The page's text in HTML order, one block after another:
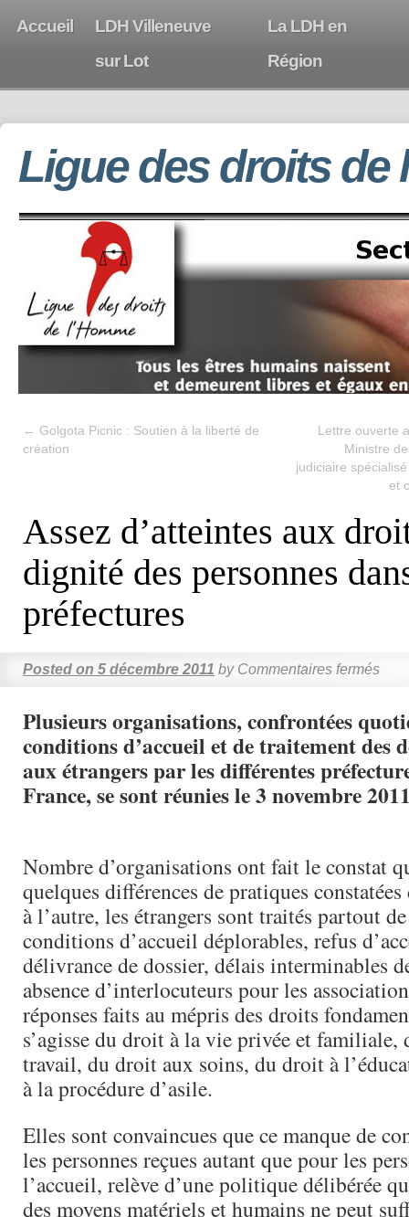
Accueil
LDH Villeneuve
sur Lot
La LDH en
Région
Ligue des droits de
← Golgota Picnic : Soutien à la liberté de
création
Lettre ouverte
Ministre
judiciaire
et
Assez d’atteintes aux
dignité des personnes
préfectures
Posted on 5 décembre 2011 by Commentaires fermés
Plusieurs organisations, confrontées
conditions d’accueil et de traitement des
aux étrangers par les différentes
France, se sont réunies le 3 novembre
Nombre d’organisations ont fait le constat
quelques différences de pratiques
à l’autre, les étrangers sont traités partout
conditions d’accueil déplorables, refus
délivrance de dossier, délais interminables
absence d’interlocuteurs pour les
réponses faits au mépris des droits
s’agisse du droit à la vie privée et familiale,
travail, du droit aux soins, du droit à
à la procédure d’asile.
Elles sont convaincues que ce manque de
les personnes reçues autant que pour les
l’accueil, relève d’une politique délibérée
des moyens matériels et humains ne peut